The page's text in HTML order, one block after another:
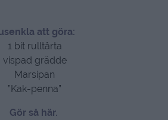
att göra:
1 bit rulltårta
vispad grädde
Marsipan
”Kak-penna”
Gör så här.